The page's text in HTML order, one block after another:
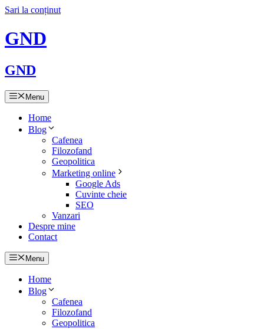
Sari la conținut
GND
GND
Menu
Home
Blog
Cafenea
Filozofand
Geopolitica
Marketing online
Google Ads
Cuvinte cheie
SEO
Vanzari
Despre mine
Contact
Menu
Home
Blog
Cafenea
Filozofand
Geopolitica